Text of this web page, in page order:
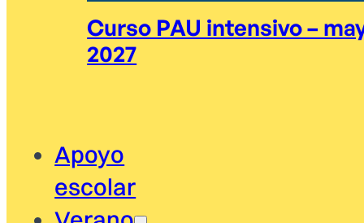
Curso PAU intensivo –
2027
Apoyo
escolar